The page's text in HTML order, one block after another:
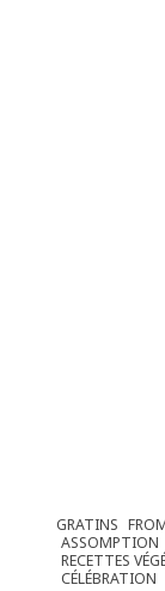
GRATINS
ASSOMPTION
RECETTES
CÉLÉBRATION